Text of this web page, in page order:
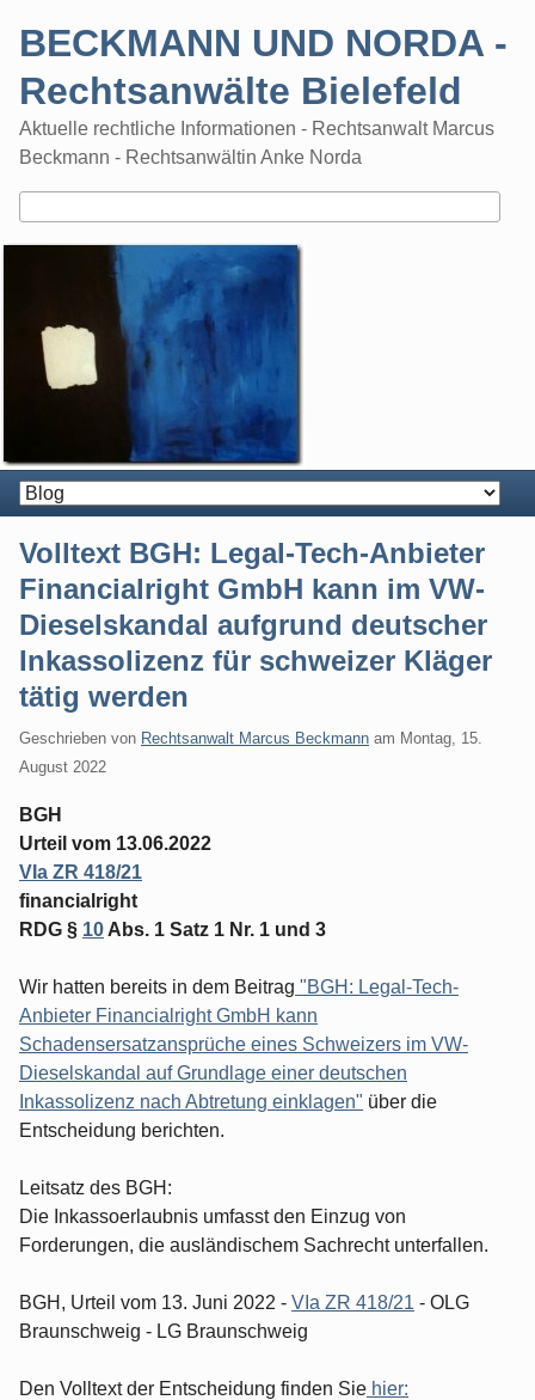
BECKMANN UND NORDA -
Rechtsanwälte Bielefeld
Aktuelle rechtliche Informationen - Rechtsanwalt Marcus
Beckmann - Rechtsanwältin Anke Norda
Volltext BGH: Legal-Tech-Anbieter
Financialright GmbH kann im VW-
Dieselskandal aufgrund deutscher
Inkassolizenz für schweizer Kläger
tätig werden
Geschrieben von Rechtsanwalt Marcus Beckmann am Montag, 15.
August 2022
BGH
Urteil vom 13.06.2022
VIa ZR 418/21
financialright
RDG § 10 Abs. 1 Satz 1 Nr. 1 und 3
Wir hatten bereits in dem Beitrag "BGH: Legal-Tech-
Anbieter Financialright GmbH kann
Schadensersatzansprüche eines Schweizers im VW-
Dieselskandal auf Grundlage einer deutschen
Inkassolizenz nach Abtretung einklagen" über die
Entscheidung berichten.
Leitsatz des BGH:
Die Inkassoerlaubnis umfasst den Einzug von
Forderungen, die ausländischem Sachrecht unterfallen.
BGH, Urteil vom 13. Juni 2022 - VIa ZR 418/21 - OLG
Braunschweig - LG Braunschweig
Den Volltext der Entscheidung finden Sie hier: